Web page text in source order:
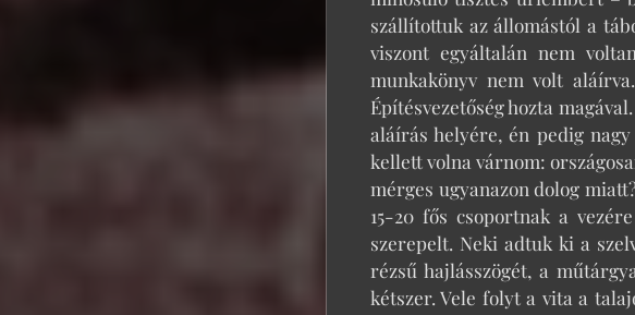
szállítottuk az állomástól a
viszont egyáltalán nem
munkakönyv nem volt
Építésvezetőség hozta
aláírás helyére, én pedig
kellett volna várnom:
mérges ugyanazon dolog
15-20 fős csoportnak a
szerepelt. Neki adtuk ki a
rézsű hajlásszögét, a
kétszer. Vele folyt a vita a